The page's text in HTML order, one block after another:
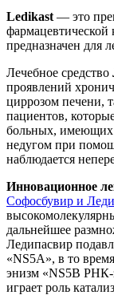
Ledikast — это
предназначен для
Лечебное средство
проявлений
циррозом печени,
пациентов,
больных, имеющих
недугом при
наблюдается
Инновационное
Софосбувир и
дальнейшее
Ледипасвир
«NS5A», в то
энизм «NS5B РНК-
играет роль